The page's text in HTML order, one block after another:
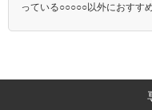
っている○○○○○以外におすす